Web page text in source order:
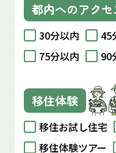
都内へのアク
30分以内 45
75分以内
90
移住体験
移住お試し住宅
移住体験ツアー